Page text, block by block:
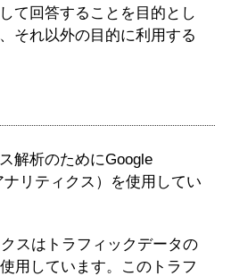
て回答することを目的とし
それ以外の目的に利用する
解析のためにGoogle
リティクス）を使用してい
スはトラフィックデータの
用しています。このトラフ